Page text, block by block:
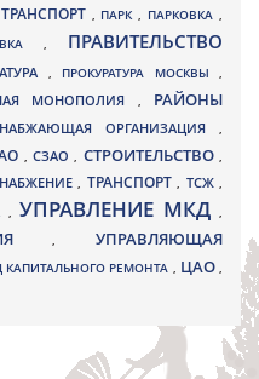
, ПАРК, ПАРКОВКА ,
, ПРАВИТЕЛЬСТВО
, ПРОКУРАТУРА МОСКВЫ ,
МОНОПОЛИЯ , РАЙОНЫ
ОРГАНИЗАЦИЯ ,
,СЗАО, СТРОИТЕЛЬСТВО,
, ТРАНСПОРТ , ТСЖ ,
, УПРАВЛЕНИЕ МКД ,
,УПРАВЛЯЮЩАЯ
РЕМОНТА , ЦАО,